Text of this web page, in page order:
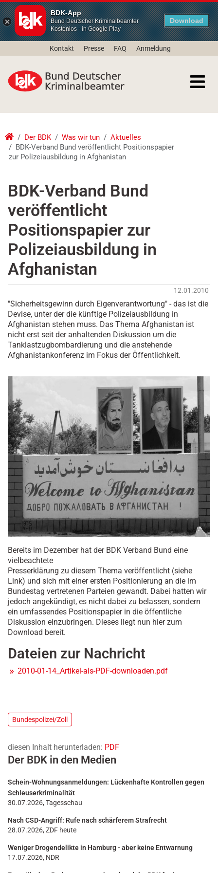
BDK-App
Bund Deutscher Kriminalbeamter
Kostenlos - in Google Play
Download
Kontakt Presse FAQ Anmeldung
Der BDK Was wir tun
Aktuelles
BDK-Verband Bund veröffentlicht Positionspapier
zur Polizeiausbildung in Afghanistan
BDK-Verband Bund
veröffentlicht
Positionspapier zur
Polizeiausbildung in
Afghanistan
12.01.2010
"Sicherheitsgewinn durch Eigenverantwortung" - das ist die
Devise, unter der die künftige Polizeiausbildung in
Afghanistan stehen muss. Das Thema Afghanistan ist
nicht erst seit der anhaltenden Diskussion um die
Tanklastzugbombardierung und die anstehende
Afghanistankonferenz im Fokus der Öffentlichkeit.
Bereits im Dezember hat der BDK Verband Bund eine
vielbeachtete
Presserklärung zu diesem Thema veröffentlicht (siehe
Link) und sich mit einer ersten Positionierung an die im
Bundestag vertretenen Parteien gewandt. Dabei hatten wir
jedoch angekündigt, es nicht dabei zu belassen, sondern
ein umfassendes Positionspapier in die öffentliche
Diskussion einzubringen. Dieses liegt nun hier zum
Download bereit.
Dateien zur Nachricht
2010-01-14_Artikel-als-PDF-downloaden.pdf
Bundespolizei/Zoll
diesen Inhalt herunterladen: PDF
Der BDK in den Medien
Schein-Wohnungsanmeldungen: Lückenhafte Kontrollen gegen
Schleuserkriminalität
30.07.2026, Tagesschau
Nach CSD-Angriff: Rufe nach schärferem Strafrecht
28.07.2026, ZDF heute
Weniger Drogendelikte in Hamburg - aber keine Entwarnung
17.07.2026, NDR